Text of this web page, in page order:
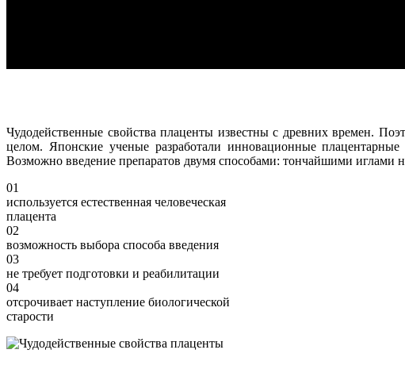
Чудодейственные свойства плаценты известны с древних времен.
целом. Японские ученые разработали инновационные
Возможно введение препаратов двумя способами: тончайшими иглами
01
используется естественная человеческая
плацента
02
возможность выбора способа введения
03
не требует подготовки и реабилитации
04
отсрочивает наступление биологической
старости